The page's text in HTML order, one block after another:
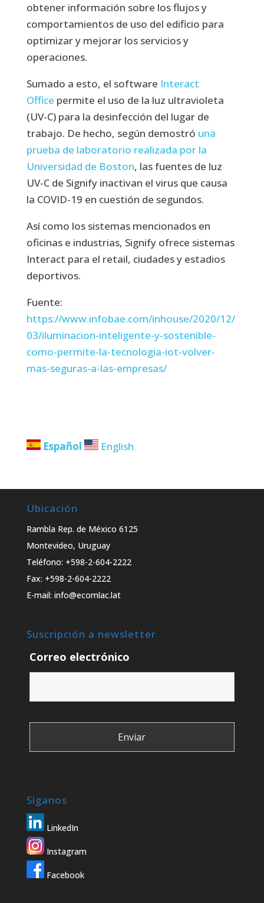
obtener información sobre los flujos y
comportamientos de uso del edificio para
optimizar y mejorar los servicios y
operaciones.
Sumado a esto, el software Interact
Office permite el uso de la luz ultravioleta
(UV-C) para la desinfección del lugar de
trabajo. De hecho, según demostró una
prueba de laboratorio realizada por la
Universidad de Boston, las fuentes de luz
UV-C de Signify inactivan el virus que causa
la COVID-19 en cuestión de segundos.
Así como los sistemas mencionados en
oficinas e industrias, Signify ofrece sistemas
Interact para el retail, ciudades y estadios
deportivos.
Fuente:
https://www.infobae.com/inhouse/2020/12/
03/iluminacion-inteligente-y-sostenible-
como-permite-la-tecnologia-iot-volver-
mas-seguras-a-las-empresas/
Español English
Ubicación
Rambla Rep. de México 6125
Montevideo, Uruguay
Teléfono: +598-2-604-2222
Fax: +598-2-604-2222
E-mail: info@ecomlac.lat
Suscripción a newsletter
Correo electrónico
Síganos
LinkedIn
Instagram
Facebook